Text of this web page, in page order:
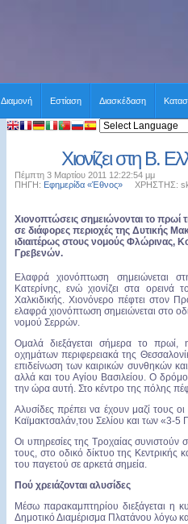
Διαμονή Εστίαση Διασκέδαση
Χιονίζει στη Β.
Πέμπτη 3 Μαρτίου 2011 12:22:54 μμ
ΠΗΓΗ: Εφημερίδα «Έθνος» ΧΡΗΣΤΗΣ:
Χιονοπτώσεις σημειώνονται το πρωί
σε διάφορες περιοχές της Δυτικής
ιδιαιτέρως στους νομούς Φλώρινας,
Γρεβενών.
Ελαφρά χιονόπτωση σημειώνεται
Κατερίνης, ενώ χιονίζει στα ορεινά
Χαλκιδικής. Χιονόνερο πέφτει στον
ελαφρά χιονόπτωση σημειώνεται στο
νομού Σερρών.
Ομαλά διεξάγεται σήμερα το πρωί,
οχημάτων περιφερειακά της
επιδείνωση των καιρικών συνθηκών
αλλά και του Αγίου Βασιλείου. Ο
την ώρα αυτή. Στο κέντρο της πόλης
Αλυσίδες πρέπει να έχουν μαζί τους
Καϊμακτσαλάν,του Σελίου και των «3-5
Οι υπηρεσίες της Τροχαίας συνιστούν
τους, στο οδικό δίκτυο της Κεντρικής
του παγετού σε αρκετά σημεία.
Πού χρειάζονται αλυσίδες
Μέσω παρακαμπτηρίου διεξάγεται η
Δημοτικό Διαμέρισμα Πλατάνου λόγω